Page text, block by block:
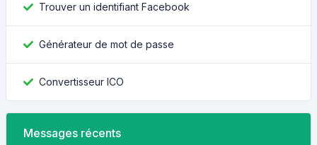
Trouver un identifiant Facebook
Générateur de mot de passe
Convertisseur ICO
Messages récents